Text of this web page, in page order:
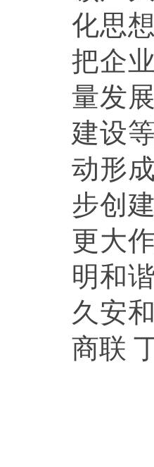
化思
把企
量发
建设
动形
步创
更大
明和
久安
商联